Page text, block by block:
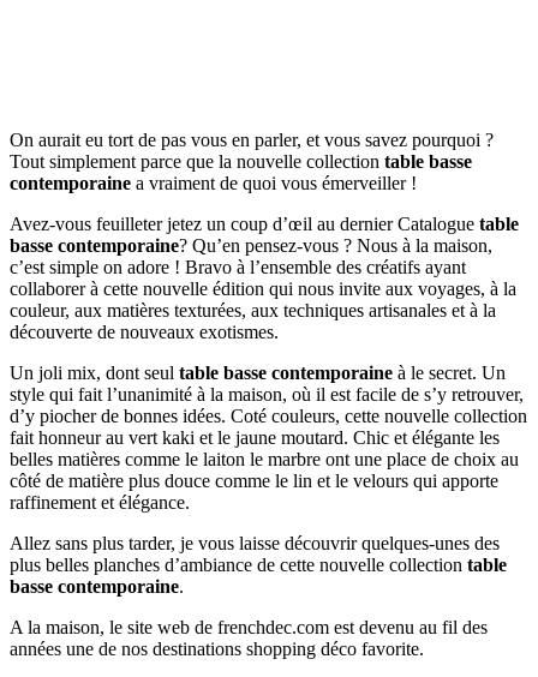
On aurait eu tort de pas vous en parler, et vous savez pourquoi ?
Tout simplement parce que la nouvelle collection table basse
contemporaine a vraiment de quoi vous émerveiller !
Avez-vous feuilleter jetez un coup d’œil au dernier Catalogue table
basse contemporaine? Qu’en pensez-vous ? Nous à la maison,
c’est simple on adore ! Bravo à l’ensemble des créatifs ayant
collaborer à cette nouvelle édition qui nous invite aux voyages, à la
couleur, aux matières texturées, aux techniques artisanales et à la
découverte de nouveaux exotismes.
Un joli mix, dont seul table basse contemporaine à le secret. Un
style qui fait l’unanimité à la maison, où il est facile de s’y retrouver,
d’y piocher de bonnes idées. Coté couleurs, cette nouvelle collection
fait honneur au vert kaki et le jaune moutard. Chic et élégante les
belles matières comme le laiton le marbre ont une place de choix au
côté de matière plus douce comme le lin et le velours qui apporte
raffinement et élégance.
Allez sans plus tarder, je vous laisse découvrir quelques-unes des
plus belles planches d’ambiance de cette nouvelle collection table
basse contemporaine.
A la maison, le site web de frenchdec.com est devenu au fil des
années une de nos destinations shopping déco favorite.